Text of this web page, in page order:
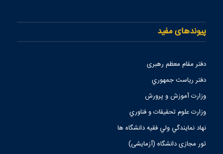
پیوندهای مفید
دفتر مقام معظم رهبری
دفتر رياست جمهوري
وزارت آموزش و پرورش
وزارت علوم تحقيقات و فناوري
نهاد نمايندگي ولي فقيه دانشگاه ها
تور مجازی دانشگاه (آزمایشی)